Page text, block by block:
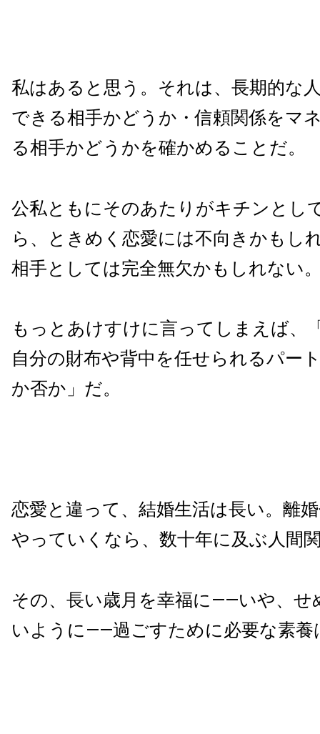
私はあると思う。それは、長期的な
できる相手かどうか・信頼関係をマ
る相手かどうかを確かめることだ。
公私ともにそのあたりがキチンとし
ら、ときめく恋愛には不向きかもし
相手としては完全無欠かもしれない
もっとあけすけに言ってしまえば、
自分の財布や背中を任せられるパー
か否か」だ。
恋愛と違って、結婚生活は長い。離
やっていくなら、数十年に及ぶ人間
その、長い歳月を幸福に――いや、せ
いように――過ごすために必要な素養